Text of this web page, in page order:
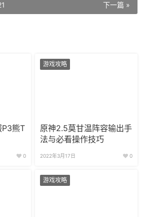
下一篇 »
熊T
0
游戏攻略
原神2.5莫甘温阵容输出手
法与必看操作技巧
2022年3月17日 0
游戏攻略